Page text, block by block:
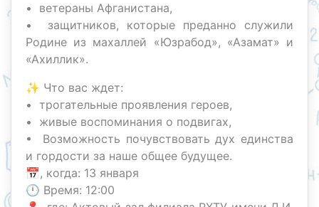
• ветераны Афганистана,
• защитников, которые преданно служили
Родине из махаллей «Юзрабод», «Азамат» и
«Ахиллик».
✨ Что вас ждет:
• трогательные проявления героев,
• живые воспоминания о подвигах,
• Возможность почувствовать дух единства
и гордости за наше общее будущее.
📅, когда: 13 января
🕛 Время: 12:00